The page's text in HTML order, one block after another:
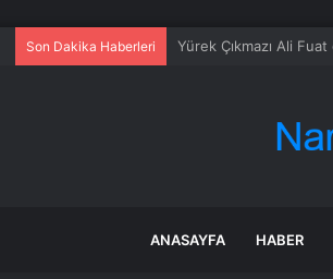
Son Dakika Haberleri Narlıdere Zabıtasında
ANASAYFA HABER